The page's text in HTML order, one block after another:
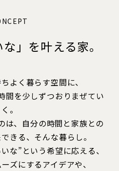
」を叶える家。
よく暮らす空間に、
間を少しずつおりまぜてい
く。
は、自分の時間と家族との
きる、そんな暮らし。
な”という希望に応える、
ズにするアイデアや、